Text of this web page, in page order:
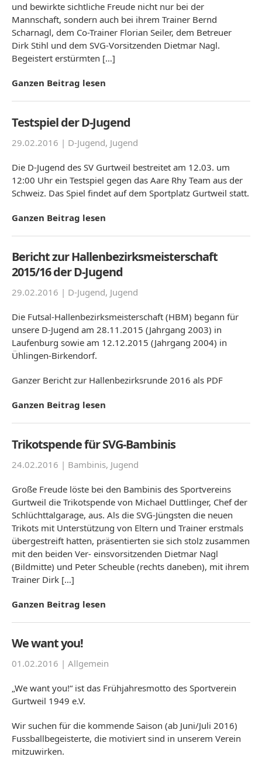
und bewirkte sichtliche Freude nicht nur bei der
Mannschaft, sondern auch bei ihrem Trainer Bernd
Scharnagl, dem Co-Trainer Florian Seiler, dem Betreuer
Dirk Stihl und dem SVG-Vorsitzenden Dietmar Nagl.
Begeistert erstürmten […]
Ganzen Beitrag lesen
Testspiel der D-Jugend
29.02.2016 | D-Jugend, Jugend
Die D-Jugend des SV Gurtweil bestreitet am 12.03. um
12:00 Uhr ein Testspiel gegen das Aare Rhy Team aus der
Schweiz. Das Spiel findet auf dem Sportplatz Gurtweil statt.
Ganzen Beitrag lesen
Bericht zur Hallenbezirksmeisterschaft
2015/16 der D-Jugend
29.02.2016 | D-Jugend, Jugend
Die Futsal-Hallenbezirksmeisterschaft (HBM) begann für
unsere D-Jugend am 28.11.2015 (Jahrgang 2003) in
Laufenburg sowie am 12.12.2015 (Jahrgang 2004) in
Ühlingen-Birkendorf.
Ganzer Bericht zur Hallenbezirksrunde 2016 als PDF
Ganzen Beitrag lesen
Trikotspende für SVG-Bambinis
24.02.2016 | Bambinis, Jugend
Große Freude löste bei den Bambinis des Sportvereins
Gurtweil die Trikotspende von Michael Duttlinger, Chef der
Schlüchttalgarage, aus. Als die SVG-Jüngsten die neuen
Trikots mit Unterstützung von Eltern und Trainer erstmals
übergestreift hatten, präsentierten sie sich stolz zusammen
mit den beiden Ver- einsvorsitzenden Dietmar Nagl
(Bildmitte) und Peter Scheuble (rechts daneben), mit ihrem
Trainer Dirk […]
Ganzen Beitrag lesen
We want you!
01.02.2016 | Allgemein
„We want you!“ ist das Frühjahresmotto des Sportverein
Gurtweil 1949 e.V.
Wir suchen für die kommende Saison (ab Juni/Juli 2016)
Fussballbegeisterte, die motiviert sind in unserem Verein
mitzuwirken.